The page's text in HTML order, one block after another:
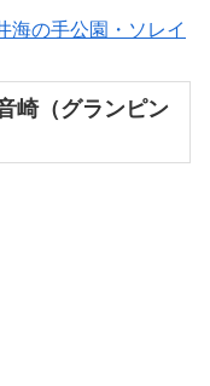
海の手公園・ソレイ
崎（グランピン